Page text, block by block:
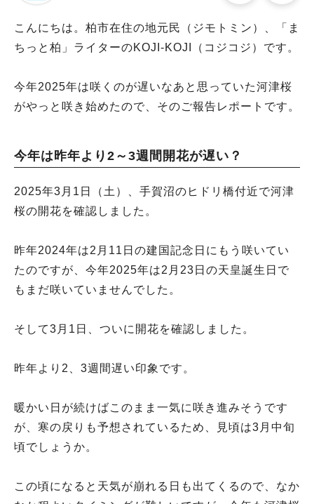
こんにちは。柏市在住の地元民（ジモトミン）、「ま
ちっと柏」ライターのKOJI-KOJI（コジコジ）です。
今年2025年は咲くのが遅いなあと思っていた河津桜
がやっと咲き始めたので、そのご報告レポートです。
今年は昨年より2～3週間開花が遅い？
2025年3月1日（土）、手賀沼のヒドリ橋付近で河津
桜の開花を確認しました。
昨年2024年は2月11日の建国記念日にもう咲いてい
たのですが、今年2025年は2月23日の天皇誕生日で
もまだ咲いていませんでした。
そして3月1日、ついに開花を確認しました。
昨年より2、3週間遅い印象です。
暖かい日が続けばこのまま一気に咲き進みそうです
が、寒の戻りも予想されているため、見頃は3月中旬
頃でしょうか。
この頃になると天気が崩れる日も出てくるので、なか